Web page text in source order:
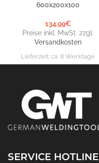
600x200x100
134,99€
Preise inkl. MwSt. zzgl.
Versandkosten
Lieferzeit:ca. 8 Werktage
SERVICE HOTLINE